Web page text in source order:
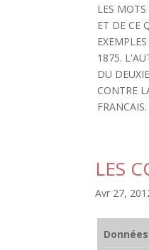
LES
ET DE CE
1875.
DU
CONTRE
FRANCAIS.
LES
Avr 27,